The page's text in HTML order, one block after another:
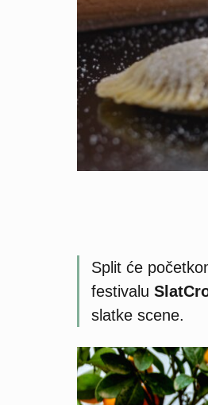
Split će
festivalu
slatke scene.